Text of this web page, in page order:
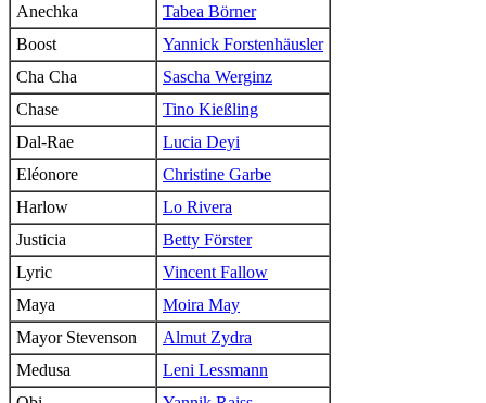
Anechka
Tabea Börner
Boost
Yannick Forstenhäusler
Cha Cha
Sascha Werginz
Chase
Tino Kießling
Dal-Rae
Lucia Deyi
Eléonore
Christine Garbe
Harlow
Lo Rivera
Justicia
Betty Förster
Lyric
Vincent Fallow
Maya
Moira May
Mayor Stevenson
Almut Zydra
Medusa
Leni Lessmann